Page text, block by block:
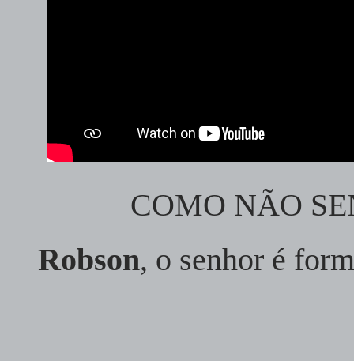
COMO NÃO
Robson, o senhor é